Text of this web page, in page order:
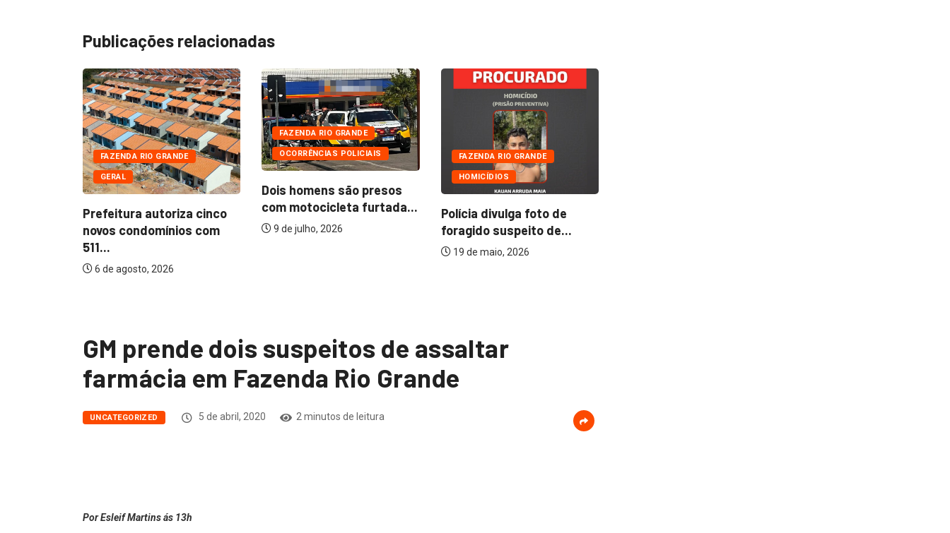
Publicações relacionadas
FAZENDA RIO GRANDE
GERAL
Prefeitura autoriza cinco
novos condomínios com
511...
6 de agosto, 2026
FAZENDA RIO GRANDE
OCORRÊNCIAS POLICIAIS
Dois homens são presos
com motocicleta furtada...
9 de julho, 2026
FAZENDA RIO GRANDE
HOMICÍDIOS
Polícia divulga foto de
foragido suspeito de...
19 de maio, 2026
GM prende dois suspeitos de assaltar
farmácia em Fazenda Rio Grande
UNCATEGORIZED 5 de abril, 2020 2 minutos de leitura
Por Esleif Martins ás 13h